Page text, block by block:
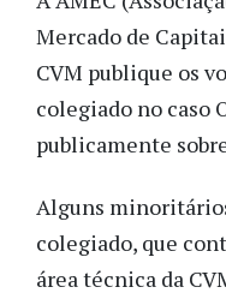
Mercado de
CVM publique os
colegiado no caso
publicamente
Alguns
colegiado, que
área técnica da